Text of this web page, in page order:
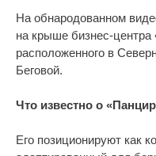
На обнародованном
на крыше бизнес-центра
расположенного в
Беговой.
Что известно о
Его позиционируют как